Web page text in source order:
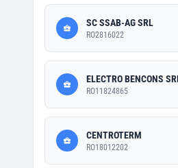
SC SSAB-AG SRL
RO2816022
ELECTRO BENCONS
RO11824865
CENTROTERM
RO18012202